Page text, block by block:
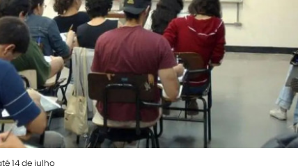
14 de julho